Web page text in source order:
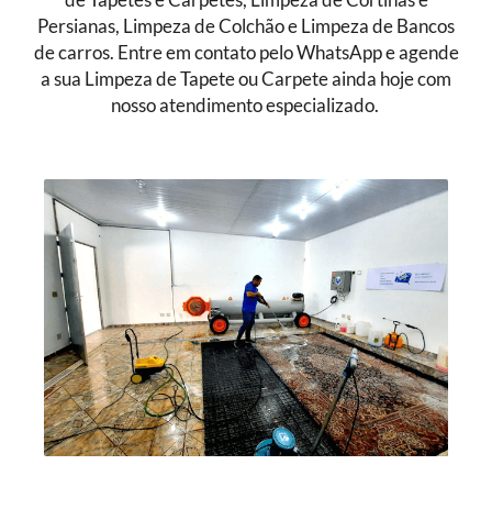
Persianas, Limpeza de Colchão e Limpeza de Bancos
de carros. Entre em contato pelo WhatsApp e agende
a sua Limpeza de Tapete ou Carpete ainda hoje com
nosso atendimento especializado.